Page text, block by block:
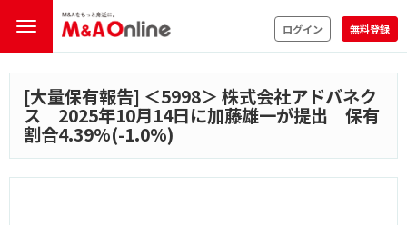
ログイン 無料登録
[大量保有報告] ＜5998＞ 株式会社アドバネク
ス 2025年10月14日に加藤雄一が提出 保有
割合4.39%(-1.0%)